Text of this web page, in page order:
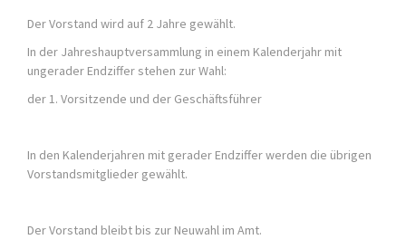
Der Vorstand wird auf 2 Jahre gewählt.
In der Jahreshauptversammlung in einem Kalenderjahr mit
ungerader Endziffer stehen zur Wahl:
der 1. Vorsitzende und der Geschäftsführer
In den Kalenderjahren mit gerader Endziffer werden die übrigen
Vorstandsmitglieder gewählt.
Der Vorstand bleibt bis zur Neuwahl im Amt.